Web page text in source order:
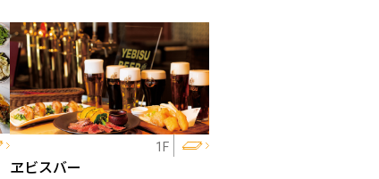
1F
ヱビスバー